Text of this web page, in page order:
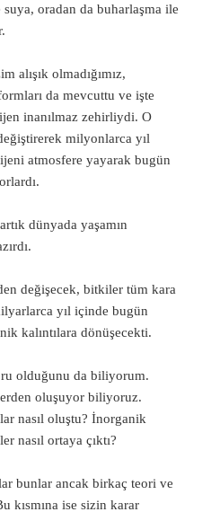
oradan da buharlaşma ile
alışık olmadığımız,
da mevcuttu ve işte
inanılmaz zehirliydi. O
milyonlarca yıl
atmosfere yayarak bugün
dünyada yaşamın
değişecek, bitkiler tüm kara
yıl içinde bugün
kalıntılara dönüşecekti.
olduğunu da biliyorum.
oluşuyor biliyoruz.
nasıl oluştu? İnorganik
nasıl ortaya çıktı?
bunlar ancak birkaç teori ve
kısmına ise sizin karar